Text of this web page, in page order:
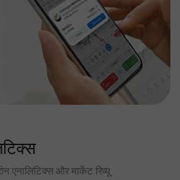
एनालिटिक्स और मार्केट रिव्यू